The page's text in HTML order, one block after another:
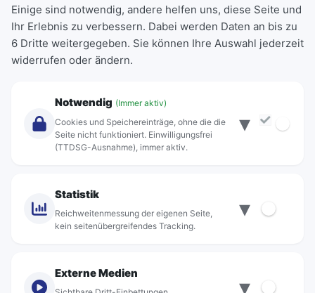
Deutschlandticket
Schülerkarte
Einzeltickets
Abonnements
Über Rebus
Standorte
Einige sind notwendig, andere helfen uns, diese Seite und
Ihr Erlebnis zu verbessern. Dabei werden Daten an bis zu
6 Dritte weitergegeben. Sie können Ihre Auswahl jederzeit
widerrufen oder ändern.
Notwendig (Immer aktiv)
Cookies und Speichereinträge, ohne die die
Seite nicht funktioniert. Einwilligungsfrei
(TTDSG-Ausnahme), immer aktiv.
▾
Statistik
Reichweitenmessung der eigenen Seite,
kein seitenübergreifendes Tracking.
▾
Externe Medien
▾